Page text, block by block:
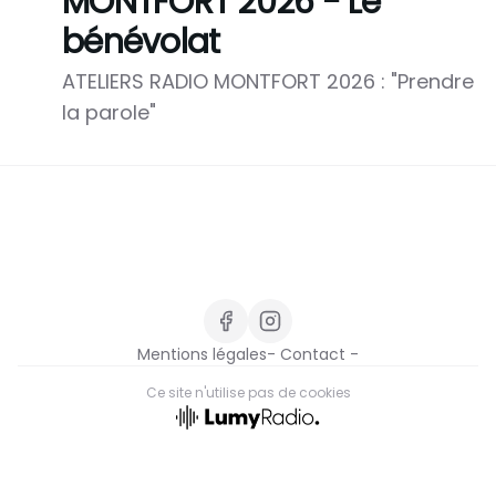
bénévolat
ATELIERS RADIO MONTFORT 2026 : "Prendre
la parole"
Mentions légales- Contact -
Ce site n'utilise pas de cookies